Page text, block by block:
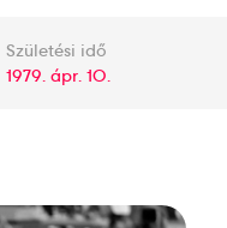
Születési idő
1979. ápr. 10.